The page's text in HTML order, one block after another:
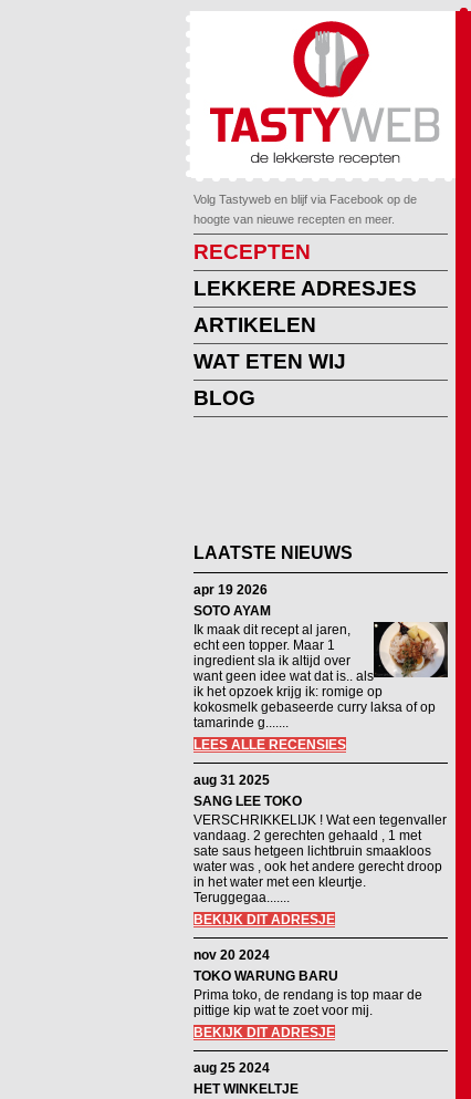
Volg Tastyweb en blijf via Facebook op de
hoogte van nieuwe recepten en meer.
RECEPTEN
LEKKERE ADRESJES
ARTIKELEN
WAT ETEN WIJ
BLOG
LAATSTE NIEUWS
apr 19 2026
SOTO AYAM
Ik maak dit recept al jaren,
echt een topper. Maar 1
ingredient sla ik altijd over
want geen idee wat dat is.. als
ik het opzoek krijg ik: romige op
kokosmelk gebaseerde curry laksa of op
tamarinde g.......
LEES ALLE RECENSIES
aug 31 2025
SANG LEE TOKO
VERSCHRIKKELIJK ! Wat een tegenvaller
vandaag. 2 gerechten gehaald , 1 met
sate saus hetgeen lichtbruin smaakloos
water was , ook het andere gerecht droop
in het water met een kleurtje.
Teruggegaa.......
BEKIJK DIT ADRESJE
nov 20 2024
TOKO WARUNG BARU
Prima toko, de rendang is top maar de
pittige kip wat te zoet voor mij.
BEKIJK DIT ADRESJE
aug 25 2024
HET WINKELTJE